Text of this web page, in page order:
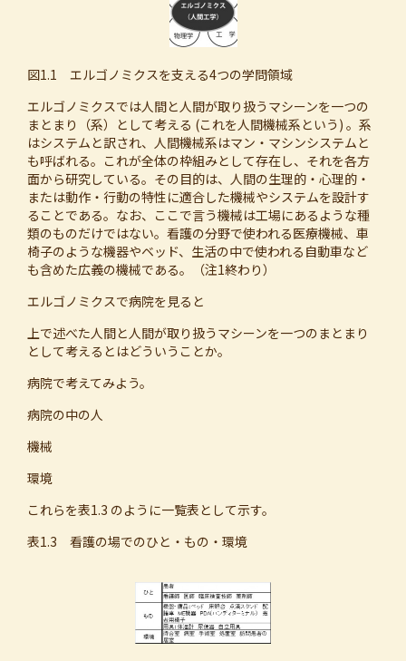
図1.1 エルゴノミクスを支える4つの学問領域
エルゴノミクスでは人間と人間が取り扱うマシーンを一つの
まとまり（系）として考える (これを人間機械系という) 。系
はシステムと訳され、人間機械系はマン・マシンシステムと
も呼ばれる。これが全体の枠組みとして存在し、それを各方
面から研究している。その目的は、人間の生理的・心理的・
または動作・行動の特性に適合した機械やシステムを設計す
ることである。なお、ここで言う機械は工場にあるような種
類のものだけではない。看護の分野で使われる医療機械、車
椅子のような機器やベッド、生活の中で使われる自動車など
も含めた広義の機械である。（注1終わり）
エルゴノミクスで病院を見ると
上で述べた人間と人間が取り扱うマシーンを一つのまとまり
として考えるとはどういうことか。
病院で考えてみよう。
病院の中の人
機械
環境
これらを表1.3 のように一覧表として示す。
表1.3 看護の場でのひと・もの・環境